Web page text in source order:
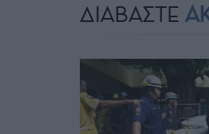
ΔΙΑΒΑΣΤΕ